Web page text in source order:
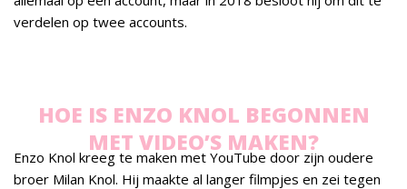
verdelen op twee accounts.
HOE IS ENZO KNOL BEGONNEN
MET VIDEO’S MAKEN?
Enzo Knol kreeg te maken met YouTube door zijn oudere
broer Milan Knol. Hij maakte al langer filmpjes en zei tegen